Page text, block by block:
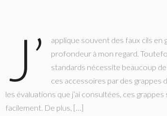
J’
applique souvent des faux cils
profondeur à mon regard.
standards nécessite beaucoup
ces accessoires par des grappes
les évaluations que j’ai consultées, ces
facilement. De plus, […]